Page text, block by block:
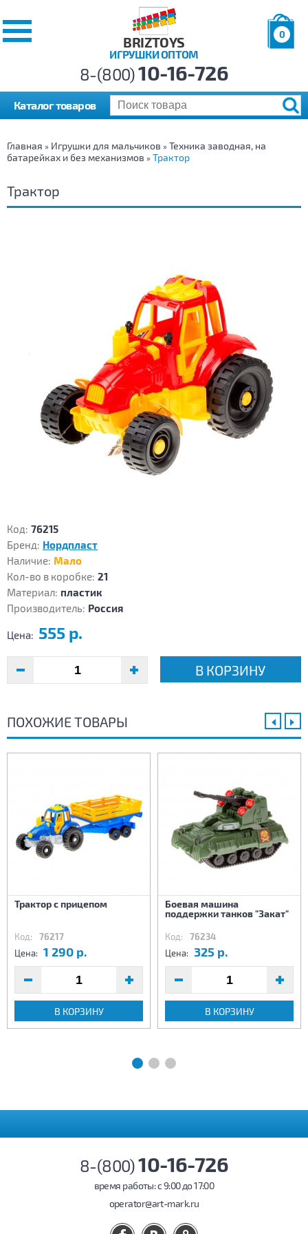
BRIZTOYS
ИГРУШКИ ОПТОМ
0
р.
8-(800)10-16-726
Каталог товаров
Главная » Игрушки для мальчиков » Техника заводная, на
батарейках и без механизмов » Трактор
Трактор
Код: 76215
Бренд: Нордпласт
Наличие: Мало
Кол-во в коробке: 21
Материал: пластик
Производитель: Россия
Цена: 555 р.
В КОРЗИНУ
ПОХОЖИЕ ТОВАРЫ
Трактор с прицепом
Код: 76217
Цена: 1 290 р.
В КОРЗИНУ
Боевая машина
поддержки танков "Закат"
Код: 76234
Цена: 325 р.
В КОРЗИНУ
8-(800)10-16-726
время работы: c 9:00 до 17:00
operator@art-mark.ru